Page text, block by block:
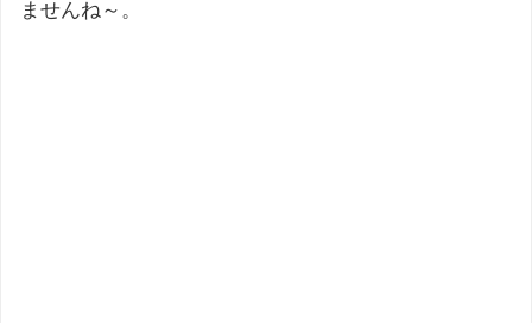
ませんね～。